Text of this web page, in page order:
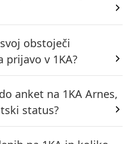
obstoječi
prijavo v 1KA?
anket na 1KA Arnes,
status?